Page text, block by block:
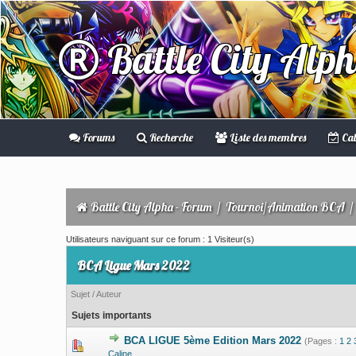
Battle City
Forums Recherche Liste des membres
Battle City Alpha - Forum/ Tournoi/Animation BCA/
Utilisateurs naviguant sur ce forum : 1 Visiteur(s)
BCA Ligue Mars 2022
Sujet/Auteur
Sujets importants
BCA LIGUE 5ème Edition Mars 2022 (Pages : 1 2
Caline
0 Votes - 0 sur